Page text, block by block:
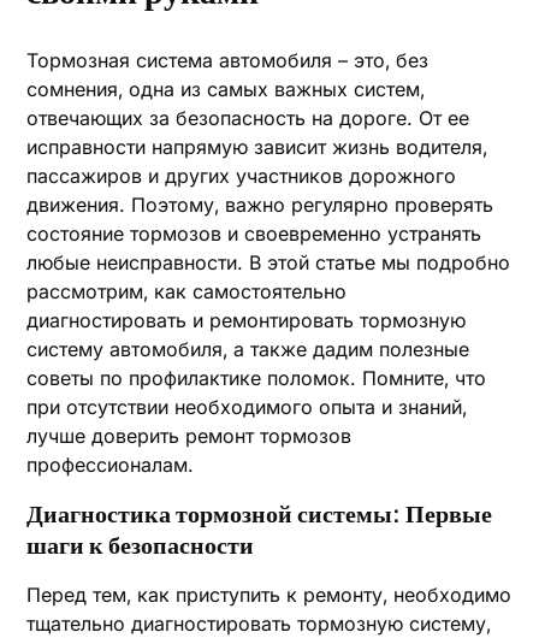
Тормозная система автомобиля – это‚ без
сомнения‚ одна из самых важных систем‚
отвечающих за безопасность на дороге. От ее
исправности напрямую зависит жизнь водителя‚
пассажиров и других участников дорожного
движения. Поэтому‚ важно регулярно проверять
состояние тормозов и своевременно устранять
любые неисправности. В этой статье мы подробно
рассмотрим‚ как самостоятельно
диагностировать и ремонтировать тормозную
систему автомобиля‚ а также дадим полезные
советы по профилактике поломок. Помните‚ что
при отсутствии необходимого опыта и знаний‚
лучше доверить ремонт тормозов
профессионалам.
Диагностика тормозной системы: Первые
шаги к безопасности
Перед тем‚ как приступить к ремонту‚ необходимо
тщательно диагностировать тормозную систему‚